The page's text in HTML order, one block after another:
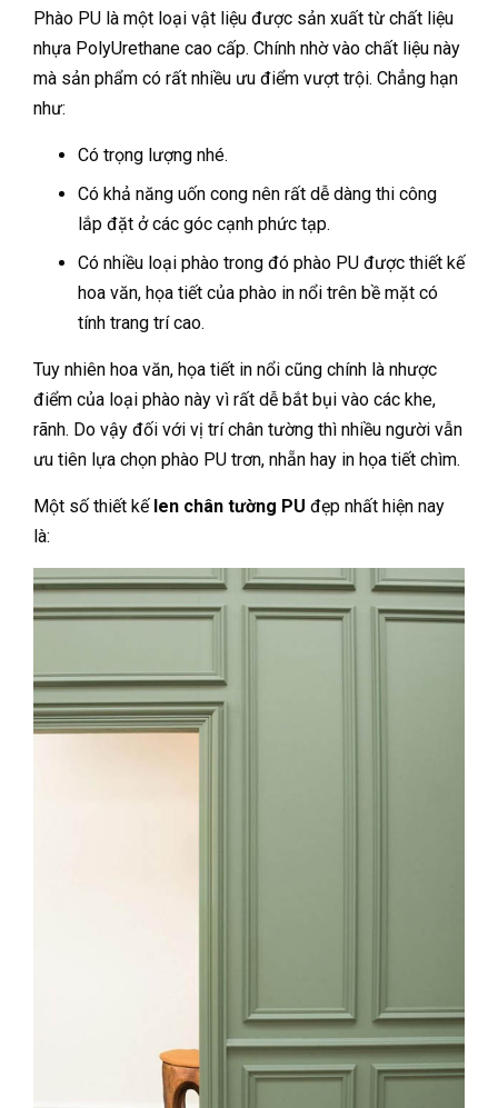
Phào PU là một loại vật liệu được sản xuất từ chất liệu
nhựa PolyUrethane cao cấp. Chính nhờ vào chất liệu này
mà sản phẩm có rất nhiều ưu điểm vượt trội. Chẳng hạn
như:
Có trọng lượng nhé.
Có khả năng uốn cong nên rất dễ dàng thi công
lắp đặt ở các góc cạnh phức tạp.
Có nhiều loại phào trong đó phào PU được thiết kế
hoa văn, họa tiết của phào in nổi trên bề mặt có
tính trang trí cao.
Tuy nhiên hoa văn, họa tiết in nổi cũng chính là nhược
điểm của loại phào này vì rất dễ bắt bụi vào các khe,
rãnh. Do vậy đối với vị trí chân tường thì nhiều người vẫn
ưu tiên lựa chọn phào PU trơn, nhẵn hay in họa tiết chìm.
Một số thiết kế len chân tường PU đẹp nhất hiện nay
là: